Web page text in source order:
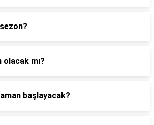
mı?
başlayacak?